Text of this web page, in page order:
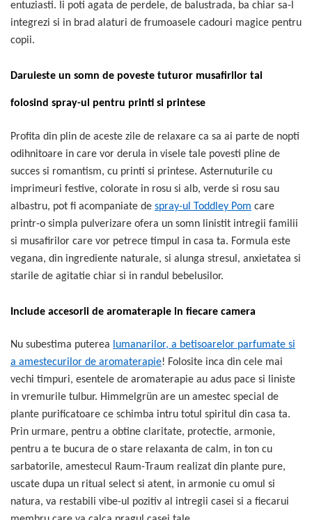
entuziasti. Ii poti agata de perdele, de balustrada, ba chiar sa-l
integrezi si in brad alaturi de frumoasele cadouri magice pentru
copii.
Daruieste un somn de poveste tuturor musafirilor tai
folosind spray-ul pentru printi si printese
Profita din plin de aceste zile de relaxare ca sa ai parte de nopti
odihnitoare in care vor derula in visele tale povesti pline de
succes si romantism, cu printi si printese. Asternuturile cu
imprimeuri festive, colorate in rosu si alb, verde si rosu sau
albastru, pot fi acompaniate de spray-ul Toddley Pom care
printr-o simpla pulverizare ofera un somn linistit intregii familii
si musafirilor care vor petrece timpul in casa ta. Formula este
vegana, din ingrediente naturale, si alunga stresul, anxietatea si
starile de agitatie chiar si in randul bebelusilor.
Include accesorii de aromaterapie in fiecare camera
Nu subestima puterea lumanarilor, a betisoarelor parfumate si
a amestecurilor de aromaterapie! Folosite inca din cele mai
vechi timpuri, esentele de aromaterapie au adus pace si liniste
in vremurile tulbur. Himmelgrün are un amestec special de
plante purificatoare ce schimba intru totul spiritul din casa ta.
Prin urmare, pentru a obtine claritate, protectie, armonie,
pentru a te bucura de o stare relaxanta de calm, in ton cu
sarbatorile, amestecul Raum-Traum realizat din plante pure,
uscate dupa un ritual select si atent, in armonie cu omul si
natura, va restabili vibe-ul pozitiv al intregii casei si a fiecarui